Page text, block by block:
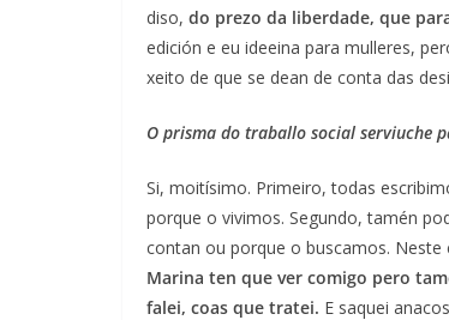
diso, do prezo da liberdade, que
edición e eu ideeina para mulleres,
xeito de que se dean de conta das
O prisma do traballo social serviuche
Si, moitísimo. Primeiro, todas
porque o vivimos. Segundo, tamén
contan ou porque o buscamos.
Marina ten que ver comigo pero
falei, coas que tratei. E saquei